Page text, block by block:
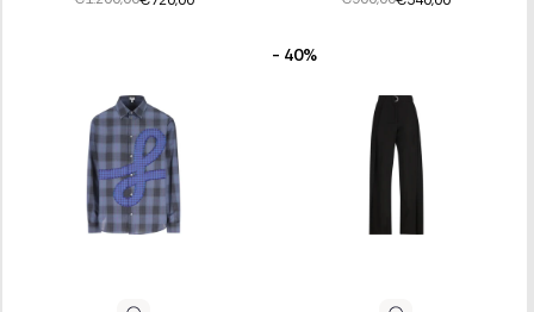
- 40%